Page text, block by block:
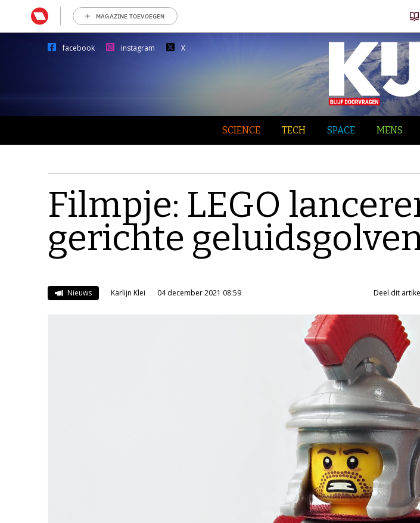
MAGAZINE TOEVOEGEN
facebook instagram X
SCIENCE TECH SPACE MENS
Filmpje: LEGO
gerichte
Nieuws Karlijn Klei 04 december 2021 08:59 Deel dit